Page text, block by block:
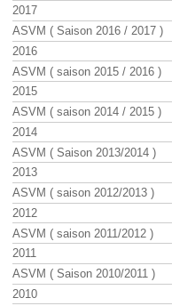
2017
ASVM ( Saison 2016 / 2017 )
2016
ASVM ( saison 2015 / 2016 )
2015
ASVM ( saison 2014 / 2015 )
2014
ASVM ( Saison 2013/2014 )
2013
ASVM ( saison 2012/2013 )
2012
ASVM ( saison 2011/2012 )
2011
ASVM ( Saison 2010/2011 )
2010